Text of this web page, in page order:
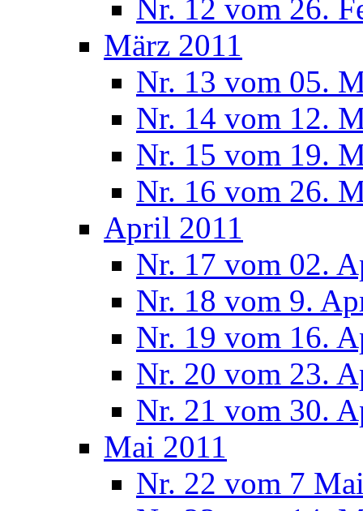
Nr. 12 vom 26.
März 2011
Nr. 13 vom 05.
Nr. 14 vom 12.
Nr. 15 vom 19.
Nr. 16 vom 26.
April 2011
Nr. 17 vom 02.
Nr. 18 vom 9.
Nr. 19 vom 16.
Nr. 20 vom 23.
Nr. 21 vom 30.
Mai 2011
Nr. 22 vom 7